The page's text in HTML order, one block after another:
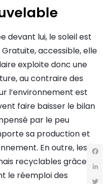
devant lui, le soleil est
Gratuite, accessible, elle
exploite donc une
au contraire des
l’environnement est
faire baisser le bilan
par le peu
sa production et
En outre, les
recyclables grâce à
le réemploi des